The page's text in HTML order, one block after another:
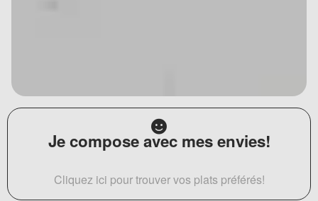
Je compose avec mes envies!
Cliquez ici pour trouver vos plats préférés!